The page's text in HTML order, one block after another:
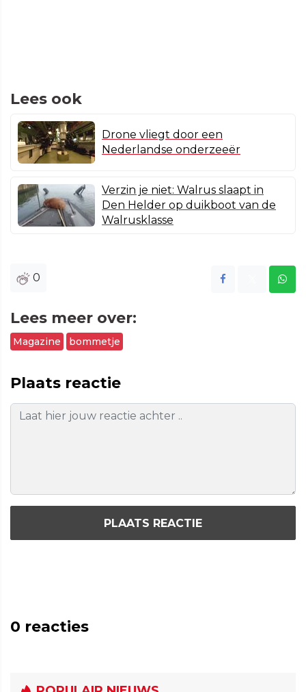
Lees ook
Drone vliegt door een
Nederlandse onderzeeër
Verzin je niet: Walrus slaapt in
Den Helder op duikboot van de
Walrusklasse
0
Lees meer over:
Magazine bommetje
Plaats reactie
PLAATS REACTIE
0 reacties